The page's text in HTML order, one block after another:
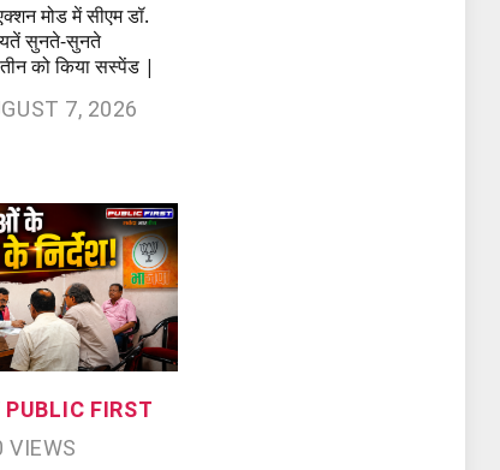
मोड में सीएम डॉ.
सुनते-सुनते
को किया सस्पेंड |
7, 2026
PUBLIC FIRST
VIEWS